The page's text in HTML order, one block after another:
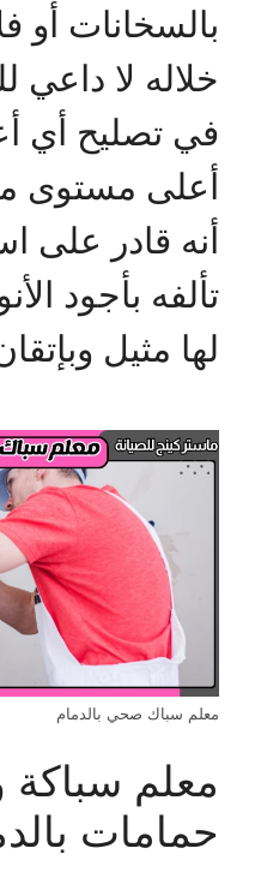
بالسخانات أو
خلاله لا داعي
في تصليح أي
أعلى مستوى
أنه قادر على
تألفه بأجود
لها مثيل
معلم سباك صحي بالدمام
معلم سباكة
حمامات